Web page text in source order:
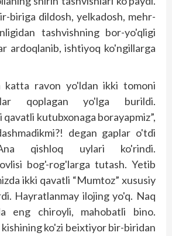
biriga dildosh, yelkadosh, mehr-
tashvishning bor-yo'qligi
ardoqlanib, ishtiyoq ko'ngillarga
katta ravon yo'ldan ikki tomoni
qoplagan yo'lga burildi.
qavatli kutubxonaga borayapmiz”,
degan gaplar o'tdi
qishloq uylari ko'rindi.
bog'-rog'larga tutash. Yetib
ikki qavatli “Mumtoz” xususiy
Hayratlanmay ilojing yo'q. Naq
eng chiroyli, mahobatli bino.
ko'zi beixtiyor bir-biridan